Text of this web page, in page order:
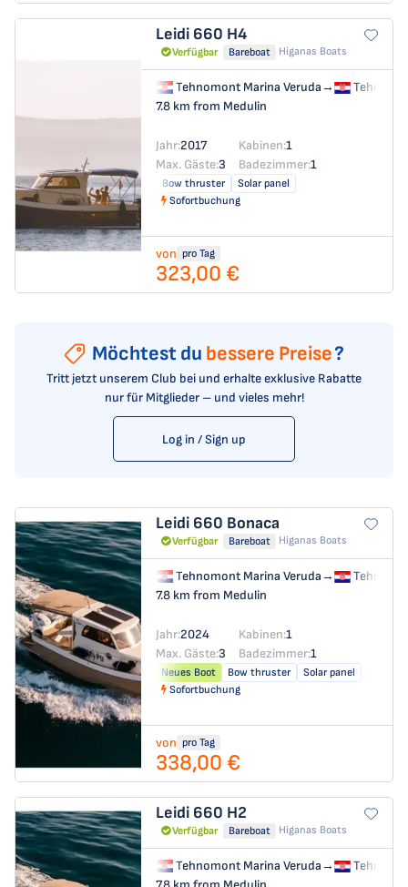
Leidi 660 H4
Verfügbar Bareboat Higanas Boats
Tehnomont Marina Veruda→
7.8 km from Medulin
Jahr:2017 Kabinen:1
Max. Gäste:3 Badezimmer:1
Bow thruster
Solar panel
Sofortbuchung
von pro Tag
323,00 €
Möchtest du bessere Preise?
Tritt jetzt unserem Club bei und erhalte exklusive Rabatte
nur für Mitglieder – und vieles mehr!
Log in / Sign up
Leidi 660 Bonaca
Verfügbar Bareboat Higanas Boats
Tehnomont Marina Veruda→
7.8 km from Medulin
Jahr:2024 Kabinen:1
Max. Gäste:3 Badezimmer:1
Neues Boot Bow thruster
Solar panel
Sofortbuchung
von pro Tag
338,00 €
Leidi 660 H2
Verfügbar Bareboat Higanas Boats
Tehnomont Marina Veruda→